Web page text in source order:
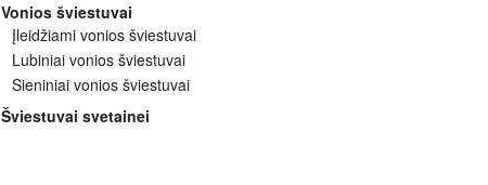
Vonios šviestuvai
Įleidžiami vonios šviestuvai
Lubiniai vonios šviestuvai
Sieniniai vonios šviestuvai
Šviestuvai svetainei